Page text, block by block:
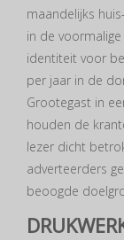
maandelijks
in de
identiteit voor
per jaar in de
Grootegast in
houden de
lezer dicht
adverteerders
beoogde